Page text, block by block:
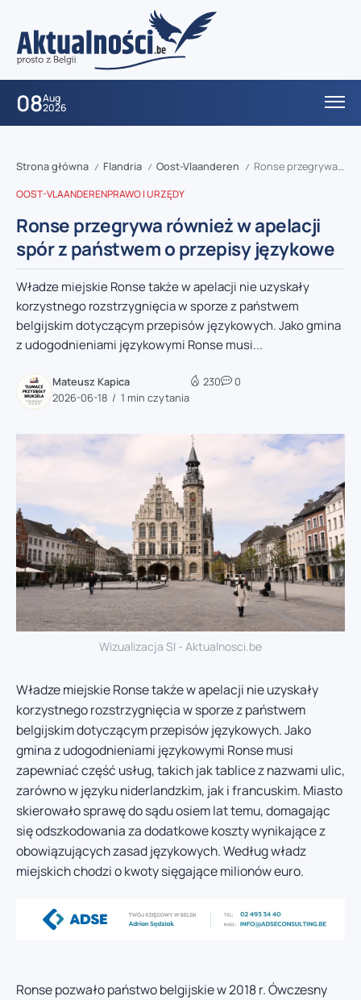
08Aug
2026
Strona główna / Flandria / Oost-Vlaanderen / Ronse przegrywa również w apelacji spór z państwem o przepisy językowe
OOST-VLAANDERENPRAWO I URZĘDY
Ronse przegrywa również w apelacji
spór z państwem o przepisy językowe
Władze miejskie Ronse także w apelacji nie uzyskały
korzystnego rozstrzygnięcia w sporze z państwem
belgijskim dotyczącym przepisów językowych. Jako gmina
z udogodnieniami językowymi Ronse musi...
Mateusz Kapica
2026-06-18
1 min czytania
230 0
Wizualizacja SI - Aktualnosci.be
Władze miejskie Ronse także w apelacji nie uzyskały
korzystnego rozstrzygnięcia w sporze z państwem
belgijskim dotyczącym przepisów językowych. Jako
gmina z udogodnieniami językowymi Ronse musi
zapewniać część usług, takich jak tablice z nazwami ulic,
zarówno w języku niderlandzkim, jak i francuskim. Miasto
skierowało sprawę do sądu osiem lat temu, domagając
się odszkodowania za dodatkowe koszty wynikające z
obowiązujących zasad językowych. Według władz
miejskich chodzi o kwoty sięgające milionów euro.
Ronse pozwało państwo belgijskie w 2018 r. Ówczesny